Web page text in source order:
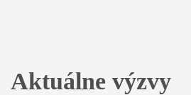
Aktuálne výzvy